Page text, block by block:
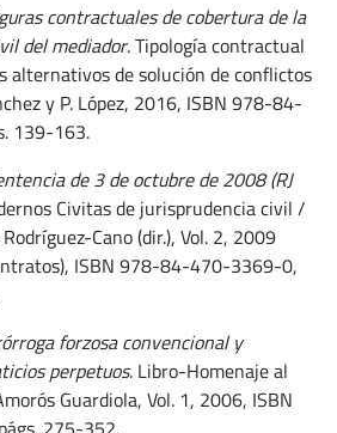
contractuales de cobertura de la
del mediador. Tipología contractual
alternativos de solución de conflictos
y P. López, 2016, ISBN 978-84-
139-163.
de 3 de octubre de 2008 (RJ
Civitas de jurisprudencia civil /
Cano (dir.), Vol. 2, 2009
ISBN 978-84-470-3369-0,
forzosa convencional y
perpetuos. Libro-Homenaje al
Guardiola, Vol. 1, 2006, ISBN